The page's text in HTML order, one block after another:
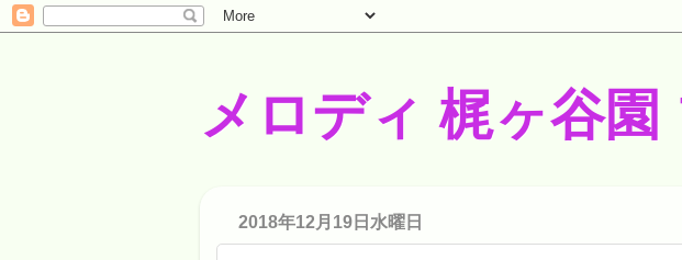
メロディ 梶ヶ谷園
2018年12月19日水曜日